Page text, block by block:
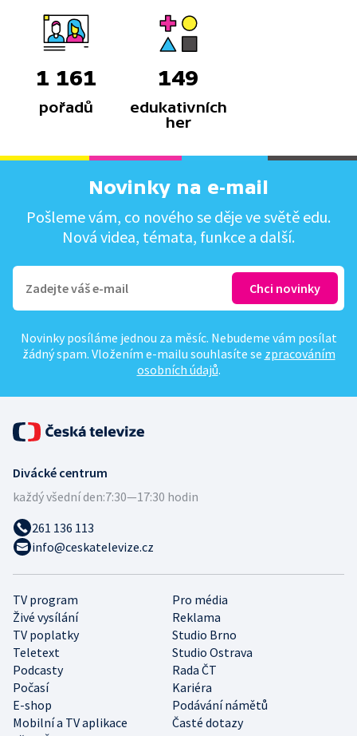
1 161
pořadů
149
edukativních
her
Novinky na e-mail
Pošleme vám, co nového se děje ve světě edu.
Nová videa, témata, funkce a další.
Novinky posíláme jednou za měsíc. Nebudeme vám posílat
žádný spam. Vložením e-mailu souhlasíte se zpracováním
osobních údajů.